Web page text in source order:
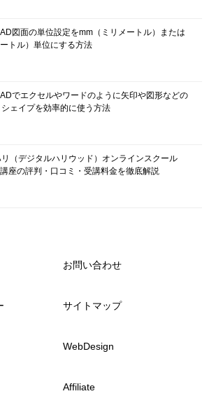
図面の単位設定をmm（ミリメートル）または
トル）単位にする方法
でエクセルやワードのように矢印や図形などの
シェイプを効率的に使う方法
（デジタルハリウッド）オンラインスクール
座の評判・口コミ・受講料金を徹底解説
お問い合わせ
サイトマップ
WebDesign
Affiliate